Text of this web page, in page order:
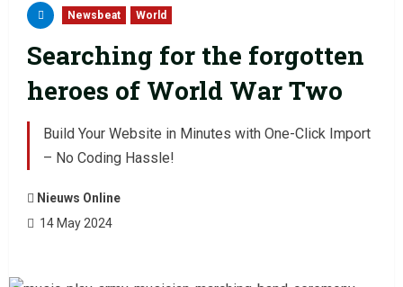
Newsbeat World
Searching for the forgotten
heroes of World War Two
Build Your Website in Minutes with One-Click Import
– No Coding Hassle!
Nieuws Online
14 May 2024